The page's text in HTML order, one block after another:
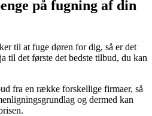
på fugning af din
til at fuge døren for dig, så er det
til det første det bedste tilbud, du kan
fra en række forskellige firmaer, så
og dermed kan